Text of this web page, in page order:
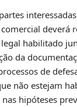
deverá
habilitado
da
de
não estejam
hipóteses